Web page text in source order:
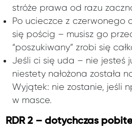
stróże prawa od razu
Po ucieczce z czerwonego
się pościg – musisz go
“poszukiwany” zrobi się
Jeśli ci się uda – nie jesteś
niestety nałożona została
Wyjątek: nie zostanie, jeśli
w masce.
RDR 2 – dotychczas